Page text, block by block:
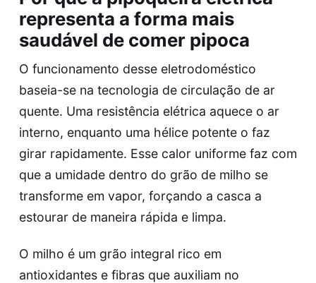
representa a forma mais
saudável de comer pipoca
O funcionamento desse eletrodoméstico
baseia-se na tecnologia de circulação de ar
quente. Uma resistência elétrica aquece o ar
interno, enquanto uma hélice potente o faz
girar rapidamente. Esse calor uniforme faz com
que a umidade dentro do grão de milho se
transforme em vapor, forçando a casca a
estourar de maneira rápida e limpa.
O milho é um grão integral rico em
antioxidantes e fibras que auxiliam no